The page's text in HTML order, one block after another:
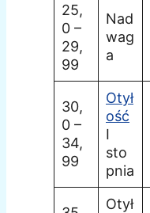
25,
0 –
29,
99
Nad
wag
a
30,
0 –
34,
99
Otył
ość
I
sto
pnia
Otył